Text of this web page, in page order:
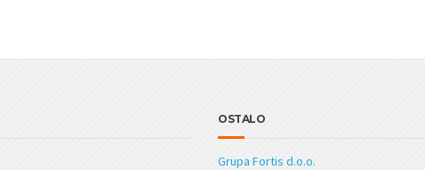
OSTALO
Grupa Fortis d.o.o.